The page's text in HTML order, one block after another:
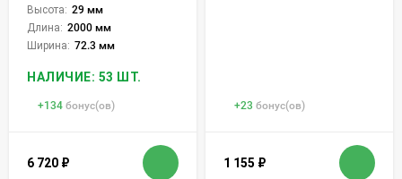
Высота: 29 мм
Длина: 2000 мм
Ширина: 72.3 мм
НАЛИЧИЕ: 53 ШТ.
+134 бонус(ов)
6 720 ₽
+23 бонус(ов)
1 155 ₽